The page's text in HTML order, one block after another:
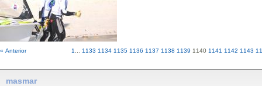
« Anterior 1 1133 1134 1135 1136 1137 1138 1139 1140 1141 1142 1143
masmar